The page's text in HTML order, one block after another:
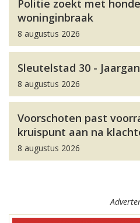
Politie zoekt met
woninginbraak
8 augustus 2026
Sleutelstad 30 -
8 augustus 2026
Voorschoten past
kruispunt aan na
8 augustus 2026